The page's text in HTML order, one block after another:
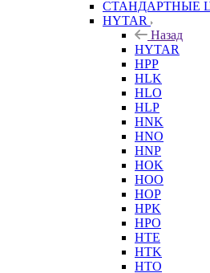
СТАНДАРТНЫЕ
HYTAR
Назад
HYTAR
HPP
HLK
HLO
HLP
HNK
HNO
HNP
HOK
HOO
HOP
HPK
HPO
HTE
HTK
HTO